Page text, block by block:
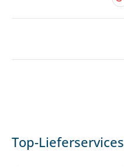
Top-Lieferservices